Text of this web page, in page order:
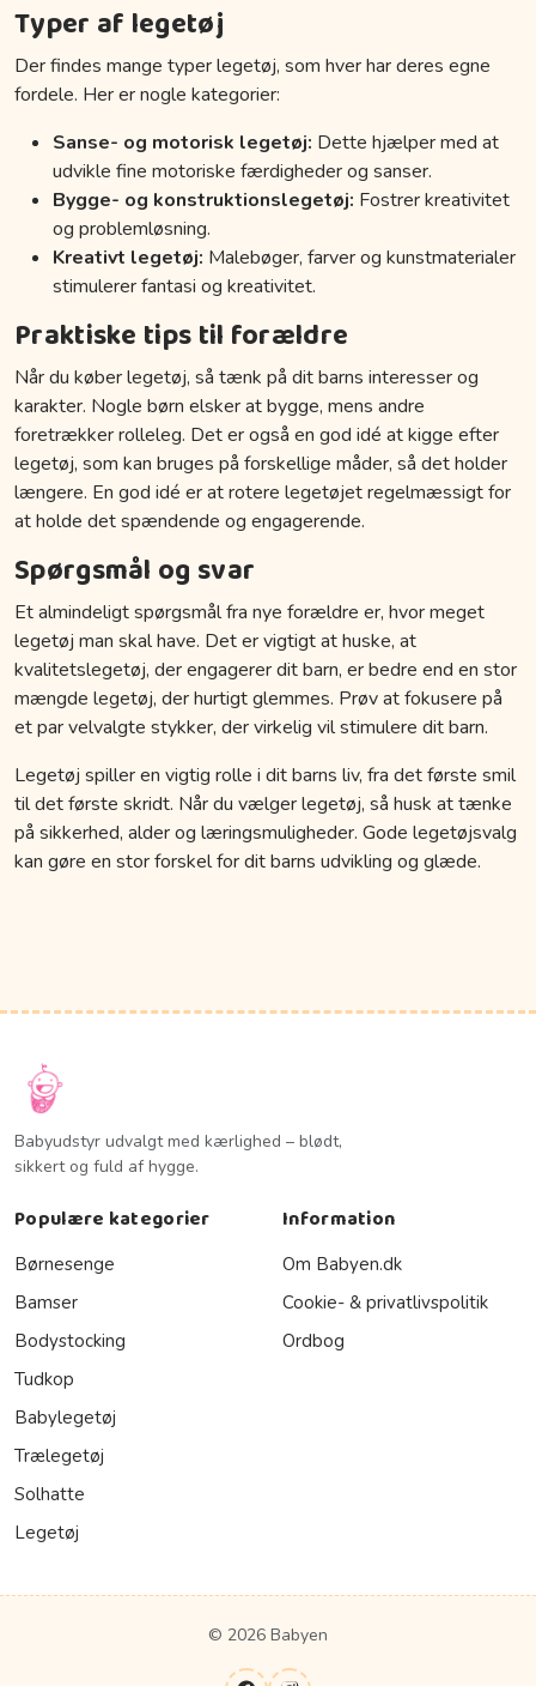
Typer af legetøj
Der findes mange typer legetøj, som hver har deres egne
fordele. Her er nogle kategorier:
Sanse- og motorisk legetøj: Dette hjælper med at
udvikle fine motoriske færdigheder og sanser.
Bygge- og konstruktionslegetøj: Fostrer kreativitet
og problemløsning.
Kreativt legetøj: Malebøger, farver og kunstmaterialer
stimulerer fantasi og kreativitet.
Praktiske tips til forældre
Når du køber legetøj, så tænk på dit barns interesser og
karakter. Nogle børn elsker at bygge, mens andre
foretrækker rolleleg. Det er også en god idé at kigge efter
legetøj, som kan bruges på forskellige måder, så det holder
længere. En god idé er at rotere legetøjet regelmæssigt for
at holde det spændende og engagerende.
Spørgsmål og svar
Et almindeligt spørgsmål fra nye forældre er, hvor meget
legetøj man skal have. Det er vigtigt at huske, at
kvalitetslegetøj, der engagerer dit barn, er bedre end en stor
mængde legetøj, der hurtigt glemmes. Prøv at fokusere på
et par velvalgte stykker, der virkelig vil stimulere dit barn.
Legetøj spiller en vigtig rolle i dit barns liv, fra det første smil
til det første skridt. Når du vælger legetøj, så husk at tænke
på sikkerhed, alder og læringsmuligheder. Gode legetøjsvalg
kan gøre en stor forskel for dit barns udvikling og glæde.
Babyudstyr udvalgt med kærlighed – blødt,
sikkert og fuld af hygge.
Populære kategorier
Børnesenge
Bamser
Bodystocking
Tudkop
Babylegetøj
Trælegetøj
Solhatte
Legetøj
Information
Om Babyen.dk
Cookie- & privatlivspolitik
Ordbog
© 2026 Babyen